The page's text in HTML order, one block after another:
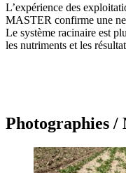
L’expérience des
MASTER confirme une
Le système racinaire est
les nutriments et les
Photographies /